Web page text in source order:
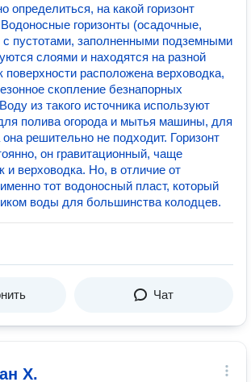
определиться, на какой горизонт
горизонты (осадочные,
пустотами, заполненными подземными
слоями и находятся на разной
поверхности расположена верховодка,
скопление безнапорных
из такого источника используют
полива огорода и мытья машины, для
решительно не подходит. Горизонт
он гравитационный, чаще
и верховодка. Но, в отличие от
тот водоносный пласт, который
воды для большинства колодцев.
Чат
Х.